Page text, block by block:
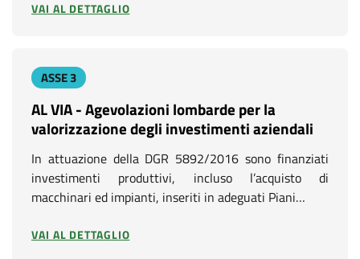
VAI AL DETTAGLIO
ASSE 3
AL VIA - Agevolazioni lombarde per la
valorizzazione degli investimenti aziendali
In attuazione della DGR 5892/2016 sono finanziati
investimenti produttivi, incluso l’acquisto di
macchinari ed impianti, inseriti in adeguati Piani…
VAI AL DETTAGLIO